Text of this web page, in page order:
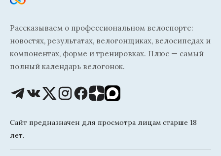
Рассказываем о профессиональном велоспорте:
новостях, результатах, велогонщиках, велосипедах и
компонентах, форме и тренировках. Плюс — самый
полный календарь велогонок.
Сайт предназначен для просмотра лицам старше 18
лет.